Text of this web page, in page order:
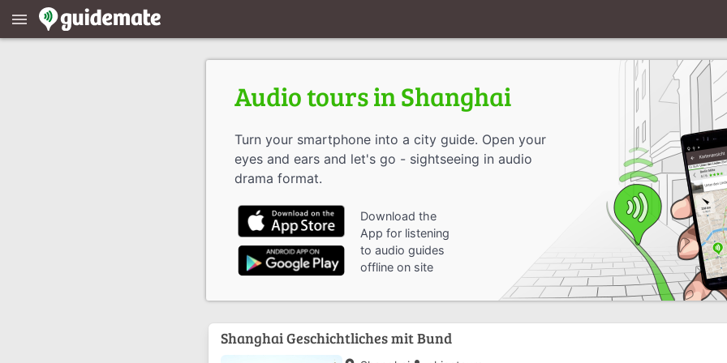
menu
Audio tours in Shanghai
Turn your smartphone into a city guide. Open your
eyes and ears and let's go - sightseeing in audio
drama format.
Download the
App for listening
to audio guides
offline on site
Shanghai Geschichtliches mit Bund